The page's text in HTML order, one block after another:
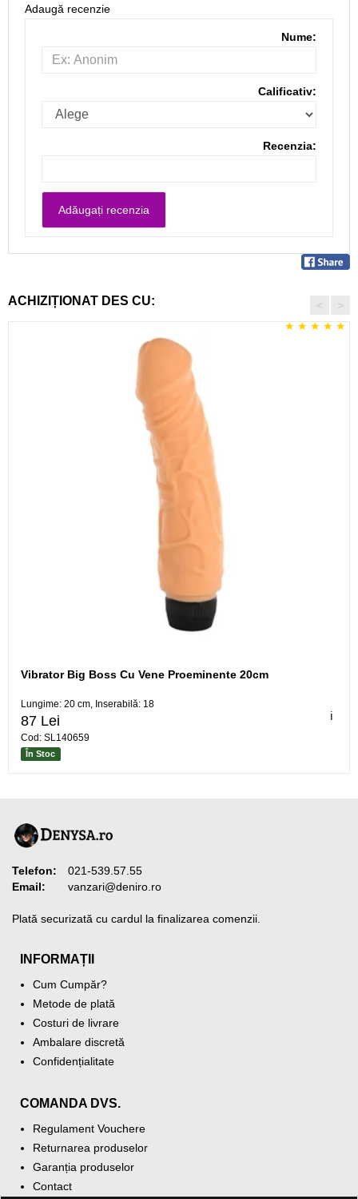
Adaugă recenzie
Nume:
Calificativ:
Recenzia:
ACHIZIȚIONAT DES CU:
ℹ️
Vibrator Big Boss Cu Vene Proeminente 20cm
Lungime: 20 cm, Inserabilă: 18
87 Lei
Cod: SL140659
În Stoc
< >
Telefon:
021-539.57.55
Email:
vanzari@deniro.ro
Plată securizată cu cardul la finalizarea comenzii.
INFORMAȚII
Cum Cumpăr?
Metode de plată
Costuri de livrare
Ambalare discretă
Confidențialitate
COMANDA DVS.
Regulament Vouchere
Returnarea produselor
Garanția produselor
Contact